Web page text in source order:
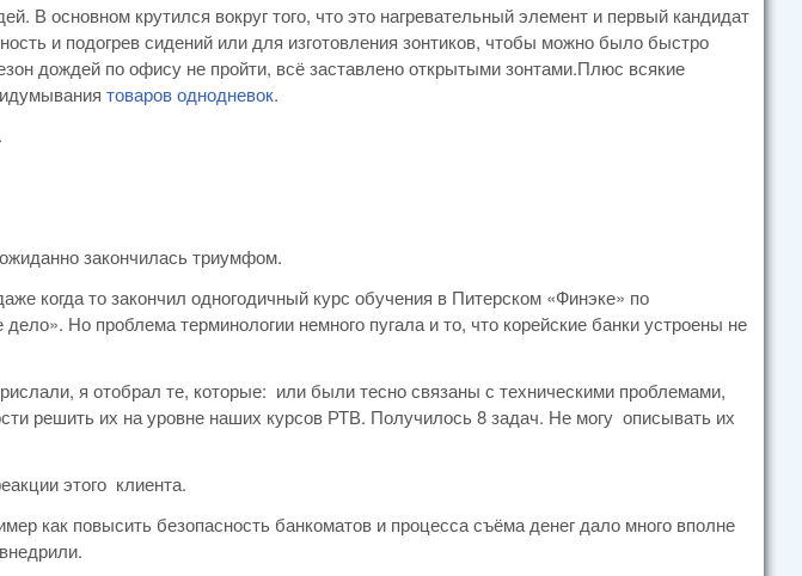
В основном крутился вокруг того, что это нагревательный элемент и первый кандидат
и подогрев сидений или для изготовления зонтиков, чтобы можно было быстро
дождей по офису не пройти, всё заставлено открытыми зонтами.Плюс всякие
товаров однодневок.
закончилась триумфом.
когда то закончил одногодичный курс обучения в Питерском «Финэке» по
Но проблема терминологии немного пугала и то, что корейские банки устроены не
я отобрал те, которые: или были тесно связаны с техническими проблемами,
решить их на уровне наших курсов РТВ. Получилось 8 задач. Не могу описывать их
этого клиента.
как повысить безопасность банкоматов и процесса съёма денег дало много вполне